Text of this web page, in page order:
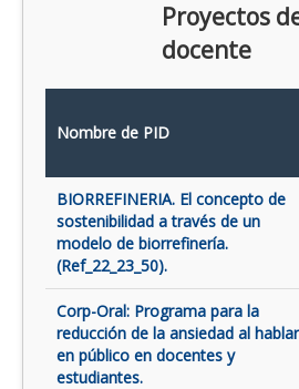
Proyectos
docente
Nombre de PID
BIORREFINERIA. El concepto de
sostenibilidad a través de un
modelo de biorrefinería.
(Ref_22_23_50).
Corp-Oral: Programa para la
reducción de la ansiedad al hablar
en público en docentes y
estudiantes.